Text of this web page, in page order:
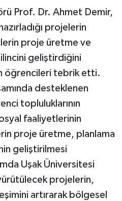
Prof. Dr. Ahmet Demir,
projelerin
proje üretme ve
geliştirdiğini
öğrencileri tebrik etti.
desteklenen
topluluklarının
faaliyetlerinin
proje üretme, planlama
geliştirilmesi
Uşak Üniversitesi
projelerin,
artırarak bölgesel